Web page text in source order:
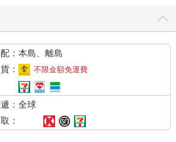
他們不曾問過兩人的關係，只是有默契地
她勇敢循著信封上的地址去找他，卻沒有
跟朋友出遊了。她把她的喜歡寫在信裡，
歡妳……曾經。」
是一種拒絕。於是從那之後，我們就不像
信了。後來，他因為家裡事業要到大陸
問了他，很久以後，我們有沒有可能結
有資格娶我，他的工作不穩定，他想到大
：本島、離島
：
不限金額免運費
：全球
：